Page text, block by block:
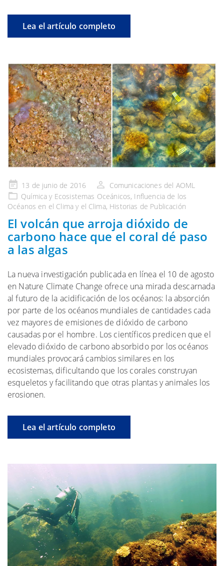
Lea el artículo completo
Publicado
en
13 de junio de 2016
Comunicaciones del AOML
Química y Ecosistemas Oceánicos, Influencia de los
Océanos en el Clima y el Clima, Historias de Publicación
El volcán que arroja dióxido de
carbono hace que el coral dé paso
a las algas
La nueva investigación publicada en línea el 10 de agosto
en Nature Climate Change ofrece una mirada descarnada
al futuro de la acidificación de los océanos: la absorción
por parte de los océanos mundiales de cantidades cada
vez mayores de emisiones de dióxido de carbono
causadas por el hombre. Los científicos predicen que el
elevado dióxido de carbono absorbido por los océanos
mundiales provocará cambios similares en los
ecosistemas, dificultando que los corales construyan
esqueletos y facilitando que otras plantas y animales los
erosionen.
Lea el artículo completo